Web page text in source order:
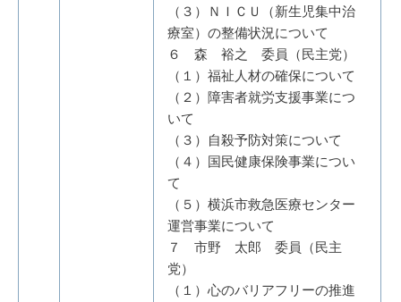
（３）ＮＩＣＵ（新生児集中治
療室）の整備状況について
６ 森 裕之 委員（民主党）
（１）福祉人材の確保について
（２）障害者就労支援事業につ
いて
（３）自殺予防対策について
（４）国民健康保険事業につい
て
（５）横浜市救急医療センター
運営事業について
７ 市野 太郎 委員（民主
党）
（１）心のバリアフリーの推進